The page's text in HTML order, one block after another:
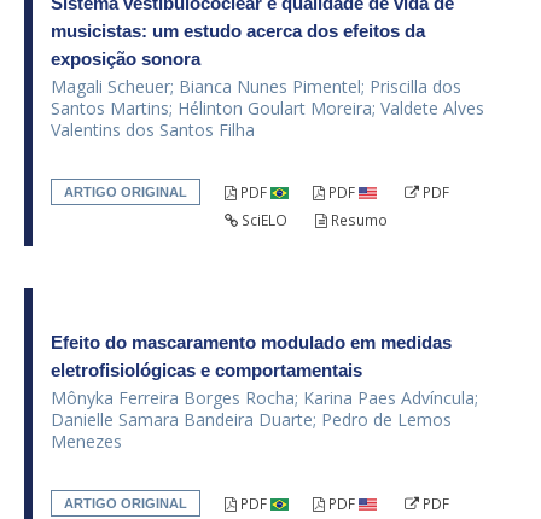
musicistas: um estudo acerca dos efeitos da
exposição sonora
Magali Scheuer; Bianca Nunes Pimentel; Priscilla dos
Santos Martins; Hélinton Goulart Moreira; Valdete Alves
Valentins dos Santos Filha
ARTIGO ORIGINAL PDF PDF
PDF
SciELO
Resumo
Efeito do mascaramento modulado em medidas
eletrofisiológicas e comportamentais
Mônyka Ferreira Borges Rocha; Karina Paes Advíncula;
Danielle Samara Bandeira Duarte; Pedro de Lemos
Menezes
ARTIGO ORIGINAL PDF PDF
PDF